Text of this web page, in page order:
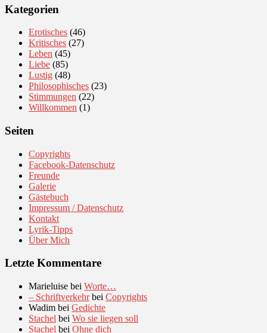
Kategorien
Erotisches (46)
Kritisches (27)
Leben (45)
Liebe (85)
Lustig (48)
Philosophisches (23)
Stimmungen (22)
Willkommen (1)
Seiten
Copyrights
Facebook-Datenschutz
Freunde
Galerie
Gästebuch
Impressum / Datenschutz
Kontakt
Lyrik-Tipps
Über Mich
Letzte Kommentare
Marieluise bei Worte…
– Schriftverkehrbei Copyrights
Wadim bei Gedichte
Stachel bei Wo sie liegen soll
Stachel bei Ohne dich